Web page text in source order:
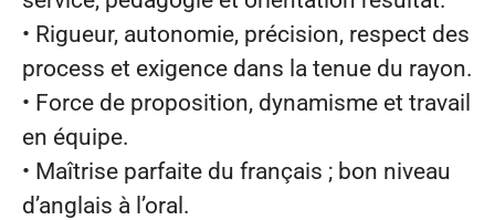
• Rigueur, autonomie, précision, respect des
process et exigence dans la tenue du rayon.
• Force de proposition, dynamisme et travail
en équipe.
• Maîtrise parfaite du français ; bon niveau
d’anglais à l’oral.